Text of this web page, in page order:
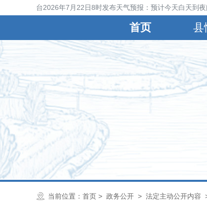
晋县气象台2026年7月22日8时发布天气预报：预计今天白天到
首页 县
当前位置： 首页 > 政务公开 > 法定主动公开内容